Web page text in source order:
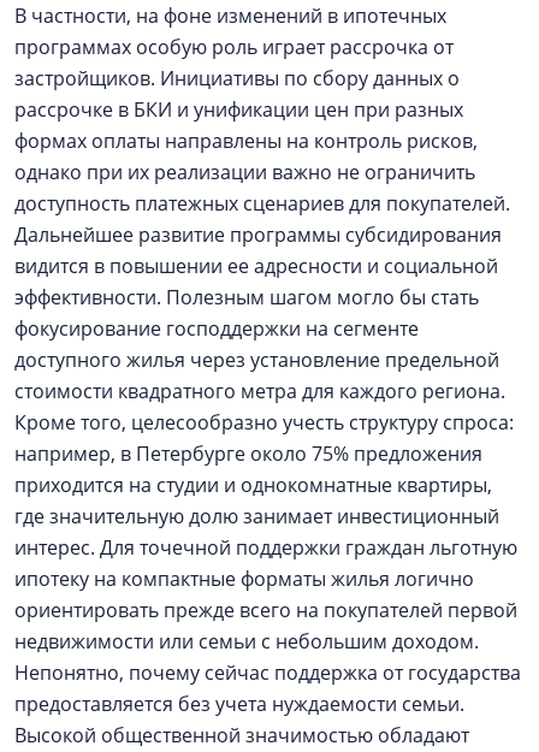
В частности, на фоне изменений в ипотечных
программах особую роль играет рассрочка от
застройщиков. Инициативы по сбору данных о
рассрочке в БКИ и унификации цен при разных
формах оплаты направлены на контроль рисков,
однако при их реализации важно не ограничить
доступность платежных сценариев для покупателей.
Дальнейшее развитие программы субсидирования
видится в повышении ее адресности и социальной
эффективности. Полезным шагом могло бы стать
фокусирование господдержки на сегменте
доступного жилья через установление предельной
стоимости квадратного метра для каждого региона.
Кроме того, целесообразно учесть структуру спроса:
например, в Петербурге около 75% предложения
приходится на студии и однокомнатные квартиры,
где значительную долю занимает инвестиционный
интерес. Для точечной поддержки граждан льготную
ипотеку на компактные форматы жилья логично
ориентировать прежде всего на покупателей первой
недвижимости или семьи с небольшим доходом.
Непонятно, почему сейчас поддержка от государства
предоставляется без учета нуждаемости семьи.
Высокой общественной значимостью обладают